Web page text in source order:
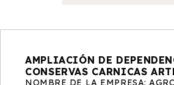
AMPLIACIÓN DE
CONSERVAS CARNICAS
NOMBRE DE LA EMPRESA: